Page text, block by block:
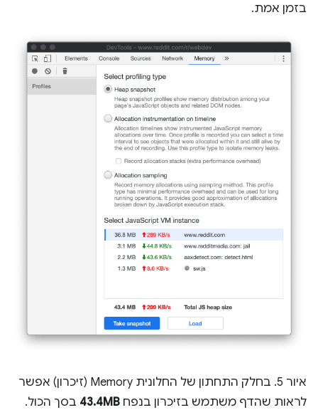
בזמן אמת.
איור 5. בחלק התחתון של החלונית Memory (זיכרון) אפשר
לראות שהדף משתמש בזיכרון בנפח 43.4MB בסך הכול.